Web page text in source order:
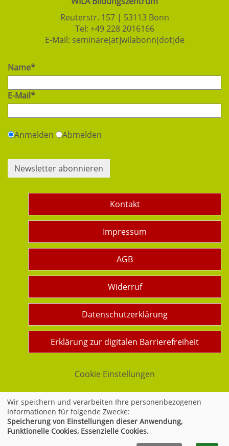
Reuterstr. 157 | 53113 Bonn
Tel: +49 228 2016166
E-Mail: seminare[at]wilabonn[dot]de
Name*
E-Mail*
Anmelden Abmelden
Newsletter abonnieren
Kontakt
Impressum
AGB
Widerruf
Datenschutzerklärung
Erklärung zur digitalen Barrierefreiheit
Cookie Einstellungen
Widerrufsformular
Wir speichern und verarbeiten Ihre personenbezogenen
Informationen für folgende Zwecke:
Speicherung von Einstellungen dieser Anwendung,
Funktionelle Cookies, Essenzielle Cookies.